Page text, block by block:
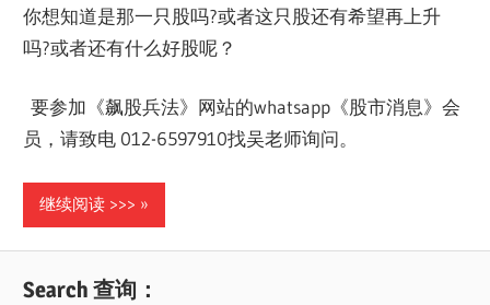
你想知道是那一只股吗?或者这只股还有希望再上升
吗?或者还有什么好股呢？
要参加《飙股兵法》网站的whatsapp《股市消息》会
员，请致电 012-6597910找吴老师询问。
继续阅读 >>>
Search 查询：